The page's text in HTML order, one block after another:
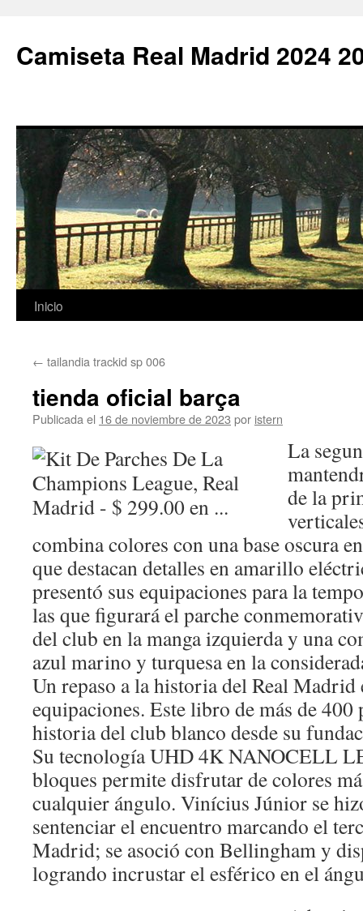
Camiseta Real Madrid 2024
Saltar
contenido
Inicio
← tailandia trackid sp 006
tienda oficial barça
Publicada el 16 de noviembre de 2023 por istern
La
de la
combina colores con una base oscura
que destacan detalles en amarillo
presentó sus equipaciones para la
las que figurará el parche
del club en la manga izquierda y una
azul marino y turquesa en la
Un repaso a la historia del Real Madrid
equipaciones. Este libro de más de 400
historia del club blanco desde su
Su tecnología UHD 4K NANOCELL
bloques permite disfrutar de colores
cualquier ángulo. Vinícius Júnior se
sentenciar el encuentro marcando el
Madrid; se asoció con Bellingham y
logrando incrustar el esférico en el